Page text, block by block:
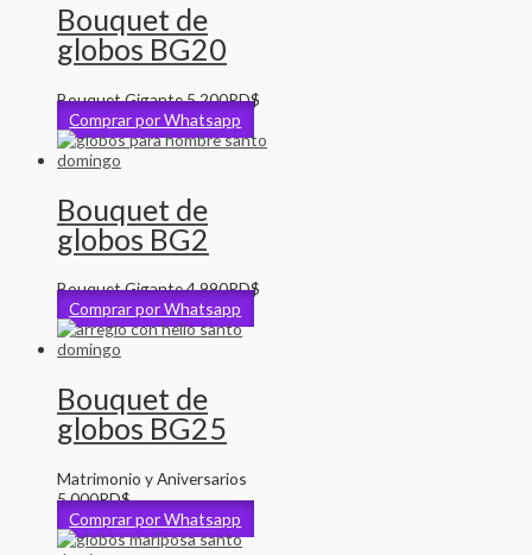
Bouquet de
globos BG20
Bouquet Gigante5,200RD$
Comprar por Whatsapp
Bouquet de
globos BG2
Bouquet Gigante4,990RD$
Comprar por Whatsapp
Bouquet de
globos BG25
Matrimonio y Aniversarios
5,000RD$
Comprar por Whatsapp